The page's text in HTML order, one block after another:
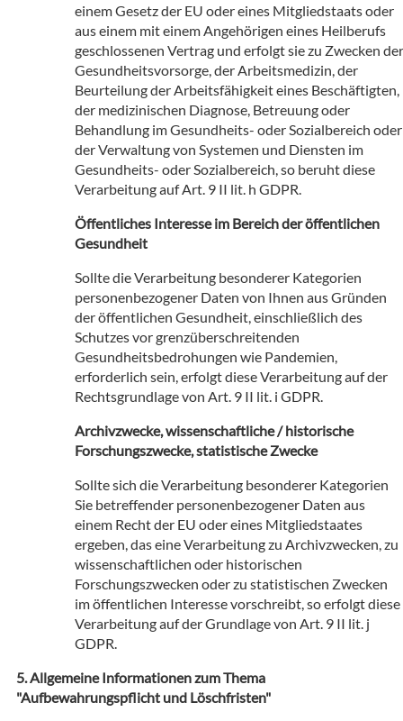
einem Gesetz der EU oder eines Mitgliedstaats oder
aus einem mit einem Angehörigen eines Heilberufs
geschlossenen Vertrag und erfolgt sie zu Zwecken der
Gesundheitsvorsorge, der Arbeitsmedizin, der
Beurteilung der Arbeitsfähigkeit eines Beschäftigten,
der medizinischen Diagnose, Betreuung oder
Behandlung im Gesundheits- oder Sozialbereich oder
der Verwaltung von Systemen und Diensten im
Gesundheits- oder Sozialbereich, so beruht diese
Verarbeitung auf Art. 9 II lit. h GDPR.
Öffentliches Interesse im Bereich der öffentlichen
Gesundheit
Sollte die Verarbeitung besonderer Kategorien
personenbezogener Daten von Ihnen aus Gründen
der öffentlichen Gesundheit, einschließlich des
Schutzes vor grenzüberschreitenden
Gesundheitsbedrohungen wie Pandemien,
erforderlich sein, erfolgt diese Verarbeitung auf der
Rechtsgrundlage von Art. 9 II lit. i GDPR.
Archivzwecke, wissenschaftliche / historische
Forschungszwecke, statistische Zwecke
Sollte sich die Verarbeitung besonderer Kategorien
Sie betreffender personenbezogener Daten aus
einem Recht der EU oder eines Mitgliedstaates
ergeben, das eine Verarbeitung zu Archivzwecken, zu
wissenschaftlichen oder historischen
Forschungszwecken oder zu statistischen Zwecken
im öffentlichen Interesse vorschreibt, so erfolgt diese
Verarbeitung auf der Grundlage von Art. 9 II lit. j
GDPR.
Allgemeine Informationen zum Thema
"Aufbewahrungspflicht und Löschfristen"